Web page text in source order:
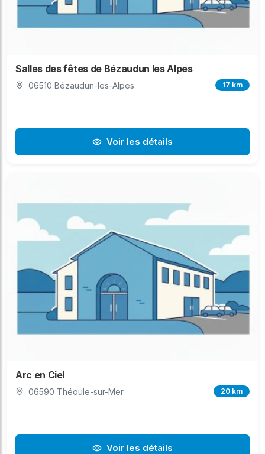
Salles des fêtes de Bézaudun les Alpes
06510 Bézaudun-les-Alpes 17 km
Voir les détails
Arc en Ciel
06590 Théoule-sur-Mer 20 km
Voir les détails